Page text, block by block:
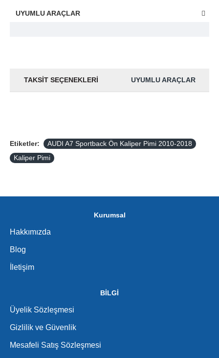
UYUMLU ARAÇLAR
TAKSIT SEÇENEKLERI UYUMLU ARAÇLAR
Etiketler:
AUDI A7 Sportback Ön Kaliper Pimi 2010-2018
Kaliper Pimi
Kurumsal
Hakkımızda
Blog
İletişim
BİLGİ
Üyelik Sözleşmesi
Gizlilik ve Güvenlik
Mesafeli Satış Sözleşmesi